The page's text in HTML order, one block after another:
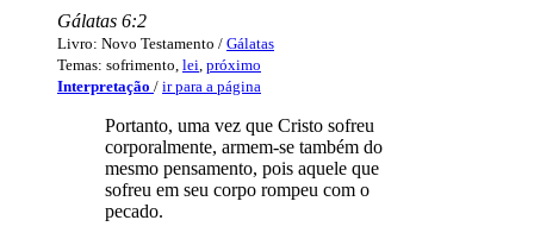
Gálatas 6:2
Livro: Novo Testamento / Gálatas
Temas: sofrimento, lei próximo
Interpretação / ir para a página
Portanto, uma vez que Cristo sofreu
corporalmente, armem-se também do
mesmo pensamento, pois aquele que
sofreu em seu corpo rompeu com o
pecado.